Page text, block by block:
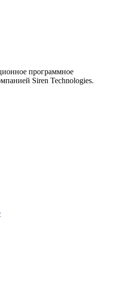
программное
Siren Technologies.